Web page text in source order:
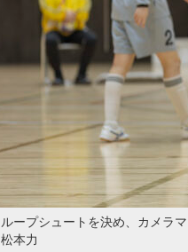
ループシュートを決め、カメラ
松本力